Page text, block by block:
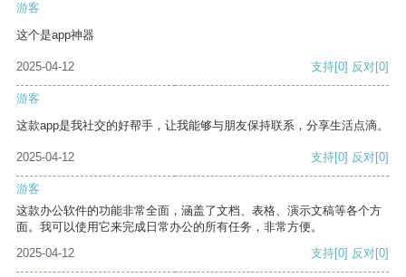
游客
这个是app神器
2025-04-12 支持[0] 反对[0]
游客
这款app是我社交的好帮手，让我能够与朋友保持联系，分享生活点滴。
2025-04-12 支持[0] 反对[0]
游客
这款办公软件的功能非常全面，涵盖了文档、表格、演示文稿等各个方
面。我可以使用它来完成日常办公的所有任务，非常方便。
2025-04-12
支持[0] 反对[0]